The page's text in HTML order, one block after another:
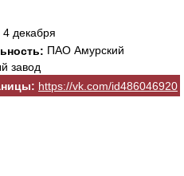
4 декабря
ПАО Амурский
завод
https://vk.com/id486046920